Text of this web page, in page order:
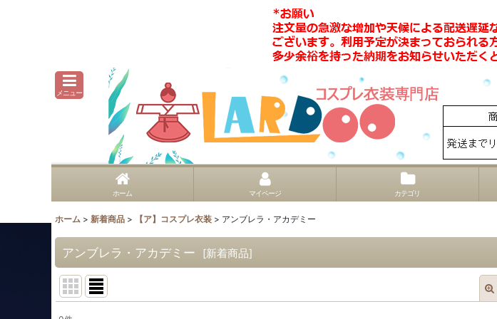
メニュー
ホーム マイページ カテゴリ
ホーム > 新着商品 > 【ア】コスプレ衣装 > アンブレラ・アカデミー
アンブレラ・アカデミー [新着商品]